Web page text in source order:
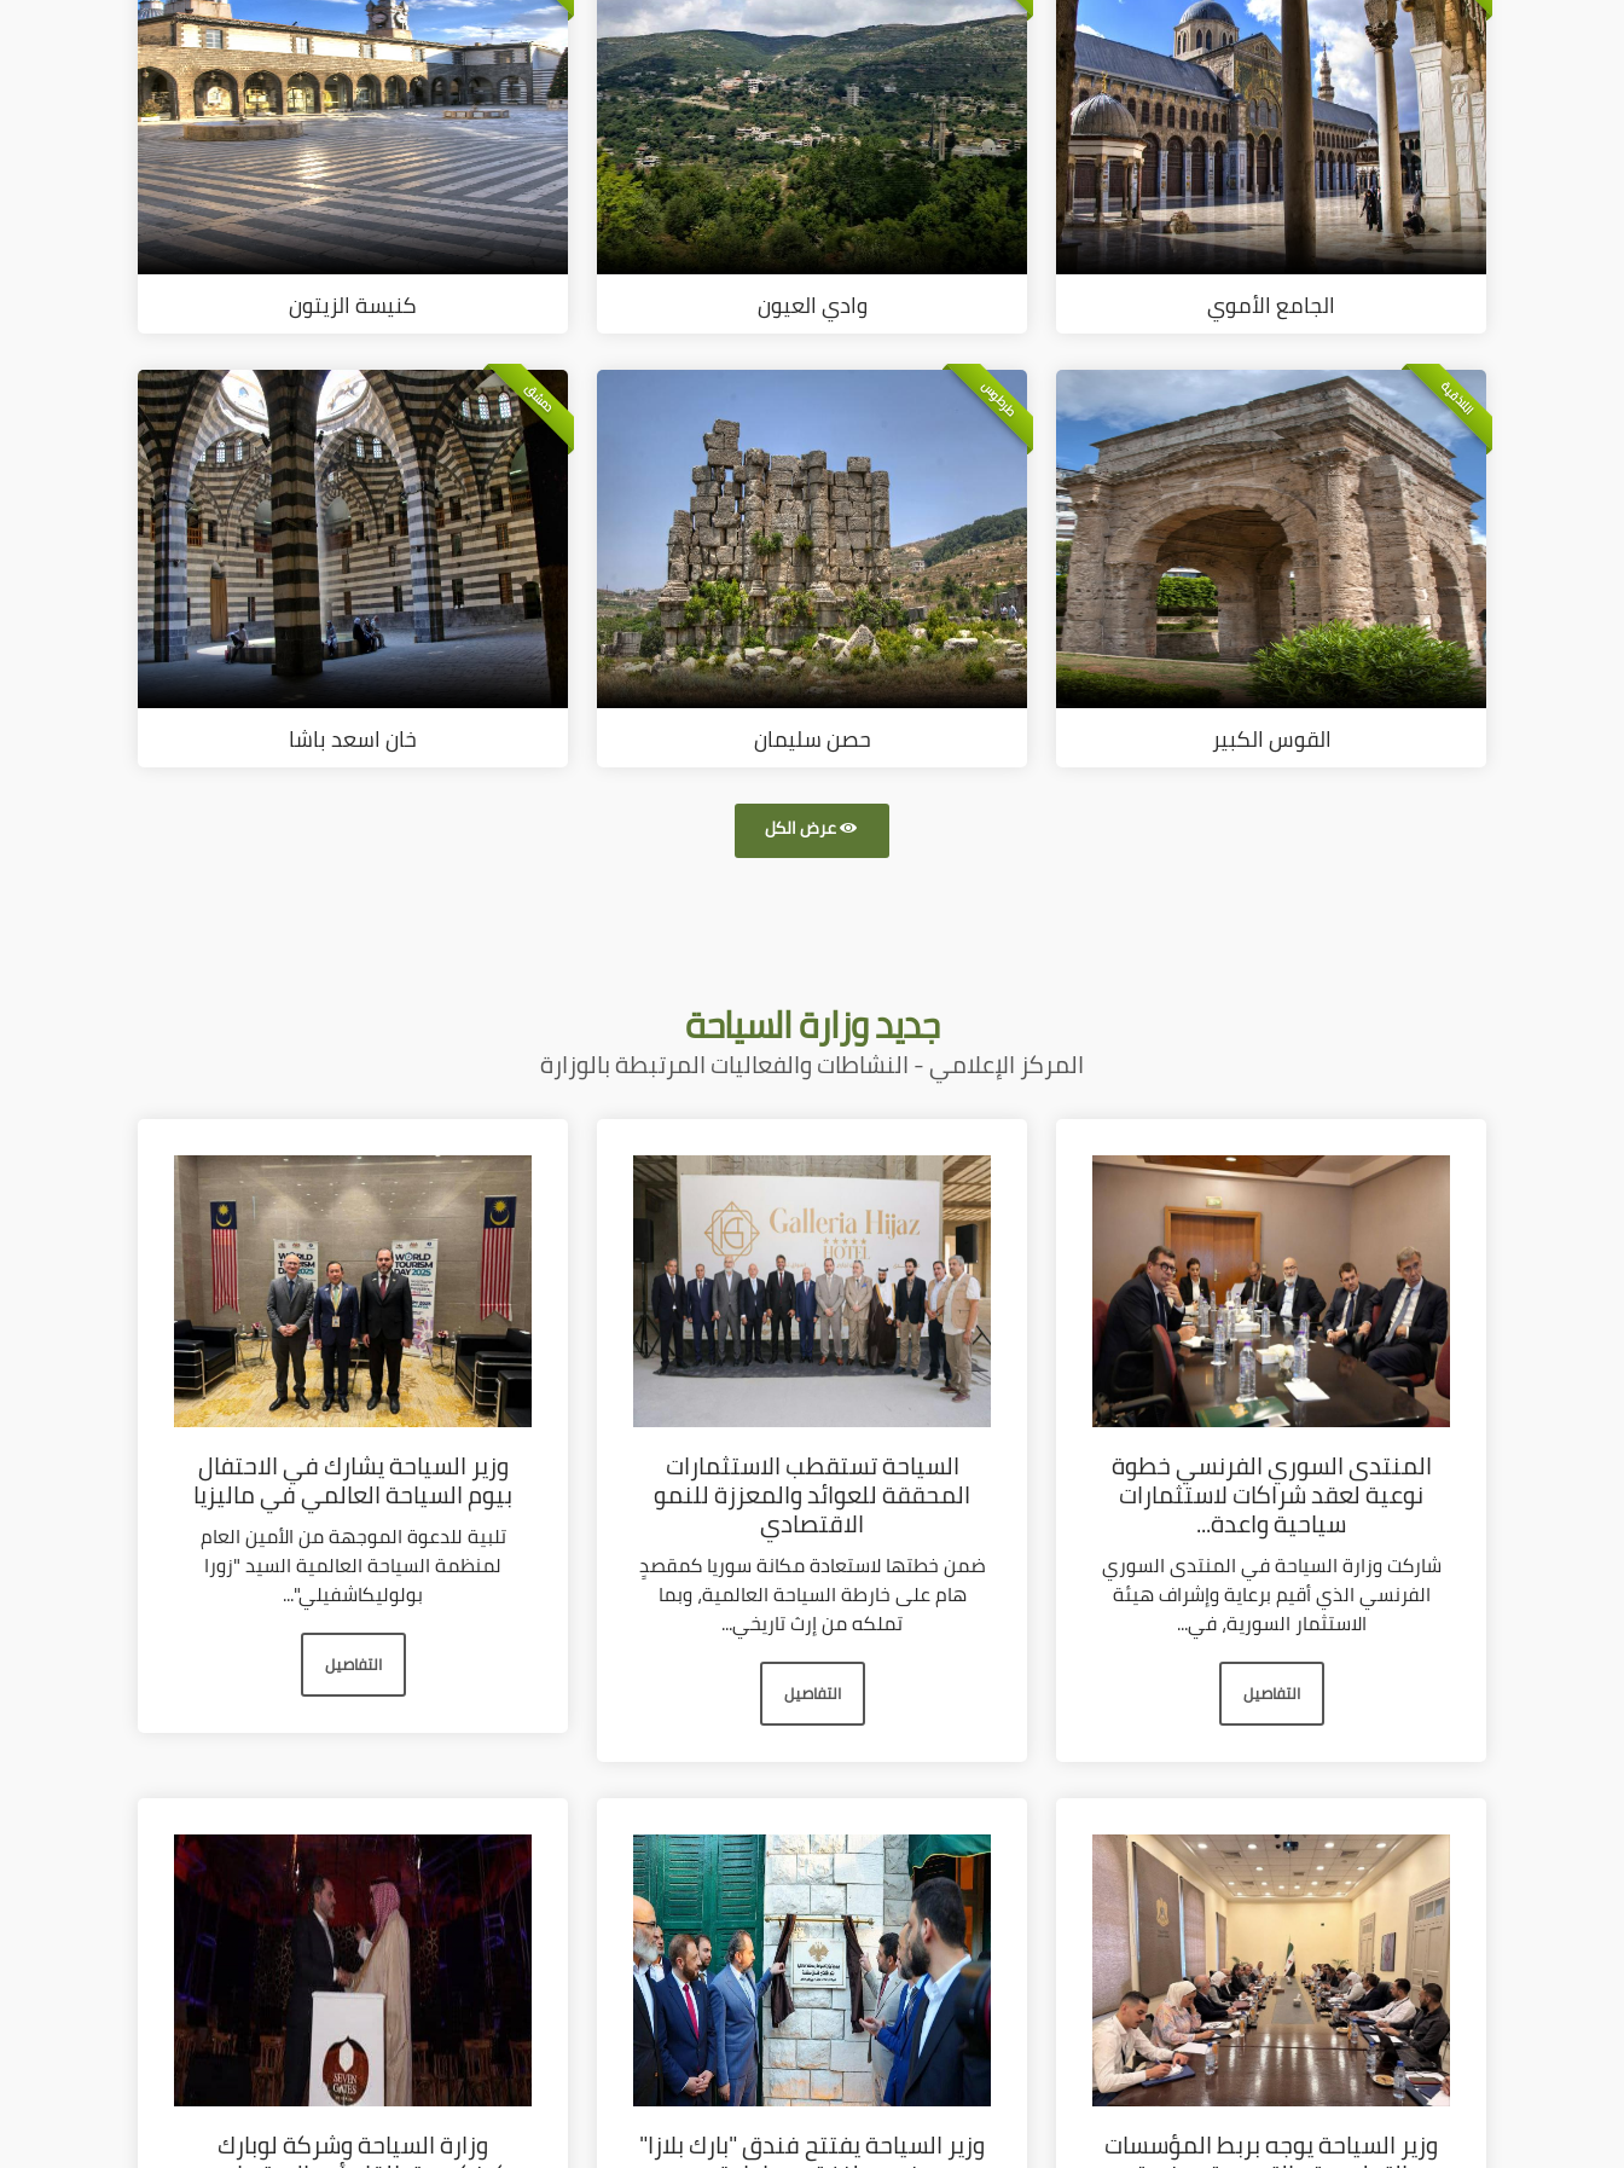
الجامع الأموي وادي العيون كنيسة الزيتون
اللاذقية
القوس الكبير
طرطوس
حصن سليمان
دمشق
خان اسعد باشا
عرض الكل
جديدوزارة السياحة
المركز الإعلامي - النشاطات والفعاليات المرتبطة بالوزارة
المنتدى السوري الفرنسي خطوة
نوعية لعقد شراكات لاستثمارات
سياحية واعدة...
شاركت وزارة السياحة في المنتدى السوري
الفرنسي الذي أقيم برعاية وإشراف هيئة
الاستثمار السورية، في...
التفاصيل
السياحة تستقطب الاستثمارات
المحققة للعوائد والمعززة للنمو
الاقتصادي
ضمن خطتها لاستعادة مكانة سوريا كمقصدٍ
هام على خارطة السياحة العالمية، وبما
تملكه من إرث تاريخي...
التفاصيل
وزير السياحة يشارك في الاحتفال
بيوم السياحة العالمي في ماليزيا
تلبية للدعوة الموجهة من الأمين العام
لمنظمة السياحة العالمية السيد "زورا
بولوليكاشفيلي"...
التفاصيل
وزير السياحة يوجه بربط المؤسسات وزير السياحة يفتتح فندق "بارك بلازا" وزارة السياحة وشركة لوبارك